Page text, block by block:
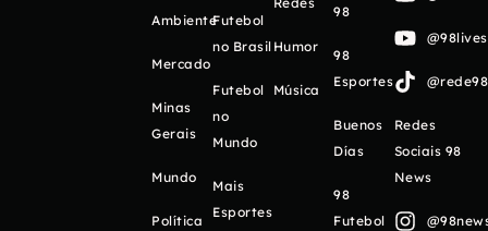
Ambiente
Mercado
Minas
Gerais
Mundo
Política
Futebol
no Brasil
Futebol
no
Mundo
Mais
Esportes
Humor
Música
98
98
Esportes
Buenos
Días
98
Futebol
Redes
Sociais 98
News